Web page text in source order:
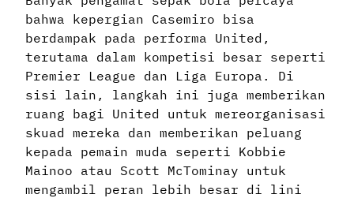
bahwa kepergian Casemiro bisa
berdampak pada performa United,
terutama dalam kompetisi besar seperti
Premier League dan Liga Europa. Di
sisi lain, langkah ini juga memberikan
ruang bagi United untuk mereorganisasi
skuad mereka dan memberikan peluang
kepada pemain muda seperti Kobbie
Mainoo atau Scott McTominay untuk
mengambil peran lebih besar di lini